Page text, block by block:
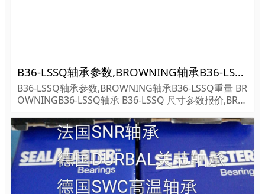
B36-LSSQ轴承参数,BROWNING轴承B36-LSSQ重量
B36-LSSQ轴承参数,BROWNING轴承B36-LSSQ重量 BR
OWNINGB36-LSSQ轴承 B36-LSSQ 尺寸参数报价,BRO
SSQ...